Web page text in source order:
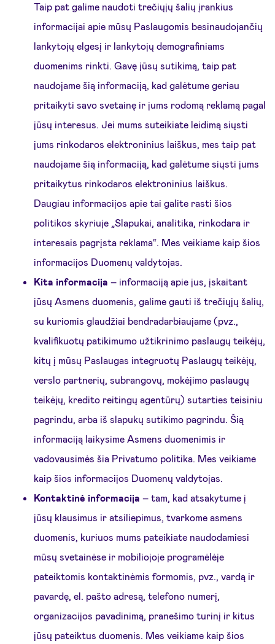
Taip pat galime naudoti trečiųjų šalių įrankius
informacijai apie mūsų Paslaugomis besinaudojančių
lankytojų elgesį ir lankytojų demografiniams
duomenims rinkti. Gavę jūsų sutikimą, taip pat
naudojame šią informaciją, kad galėtume geriau
pritaikyti savo svetainę ir jums rodomą reklamą pagal
jūsų interesus. Jei mums suteikiate leidimą siųsti
jums rinkodaros elektroninius laiškus, mes taip pat
naudojame šią informaciją, kad galėtume siųsti jums
pritaikytus rinkodaros elektroninius laiškus.
Daugiau informacijos apie tai galite rasti šios
politikos skyriuje „Slapukai, analitika, rinkodara ir
interesais pagrįsta reklama“. Mes veikiame kaip šios
informacijos Duomenų valdytojas.
Kita informacija – informaciją apie jus, įskaitant
jūsų Asmens duomenis, galime gauti iš trečiųjų šalių,
su kuriomis glaudžiai bendradarbiaujame (pvz.,
kvalifikuotų patikimumo užtikrinimo paslaugų teikėjų,
kitų į mūsų Paslaugas integruotų Paslaugų teikėjų,
verslo partnerių, subrangovų, mokėjimo paslaugų
teikėjų, kredito reitingų agentūrų) sutarties teisiniu
pagrindu, arba iš slapukų sutikimo pagrindu. Šią
informaciją laikysime Asmens duomenimis ir
vadovausimės šia Privatumo politika. Mes veikiame
kaip šios informacijos Duomenų valdytojas.
Kontaktinė informacija – tam, kad atsakytume į
jūsų klausimus ir atsiliepimus, tvarkome asmens
duomenis, kuriuos mums pateikiate naudodamiesi
mūsų svetainėse ir mobiliojoje programėlėje
pateiktomis kontaktinėmis formomis, pvz., vardą ir
pavardę, el. pašto adresą, telefono numerį,
organizacijos pavadinimą, pranešimo turinį ir kitus
jūsų pateiktus duomenis. Mes veikiame kaip šios